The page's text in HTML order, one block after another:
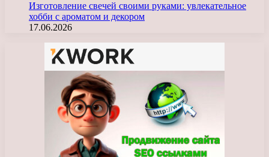
Изготовление свечей своими руками: увлекательное
хобби с ароматом и декором
17.06.2026